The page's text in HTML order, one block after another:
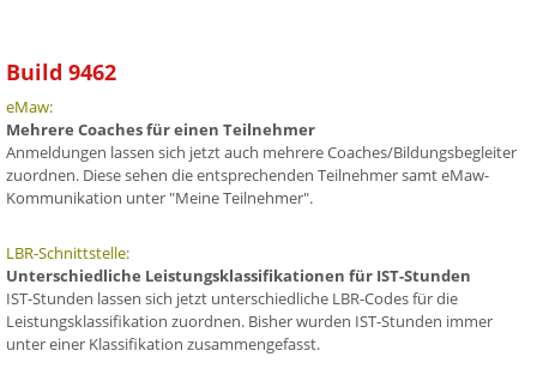
Build 9462
eMaw:
Mehrere Coaches für einen Teilnehmer
Anmeldungen lassen sich jetzt auch mehrere Coaches/Bildungsbegleiter
zuordnen. Diese sehen die entsprechenden Teilnehmer samt eMaw-
Kommunikation unter "Meine Teilnehmer".
LBR-Schnittstelle:
Unterschiedliche Leistungsklassifikationen für IST-Stunden
IST-Stunden lassen sich jetzt unterschiedliche LBR-Codes für die
Leistungsklassifikation zuordnen. Bisher wurden IST-Stunden immer
unter einer Klassifikation zusammengefasst.